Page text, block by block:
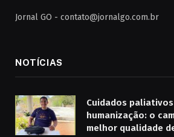
Jornal GO - contato@jornalgo.com.br
NOTÍCIAS
Cuidados
humanização: o
melhor qualidade